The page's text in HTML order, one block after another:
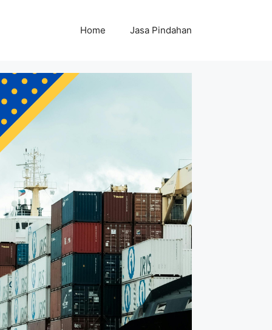
Home Jasa Pindahan